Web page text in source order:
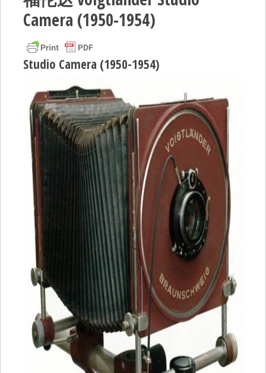
Camera (1950-1954)
Studio Camera (1950-1954)